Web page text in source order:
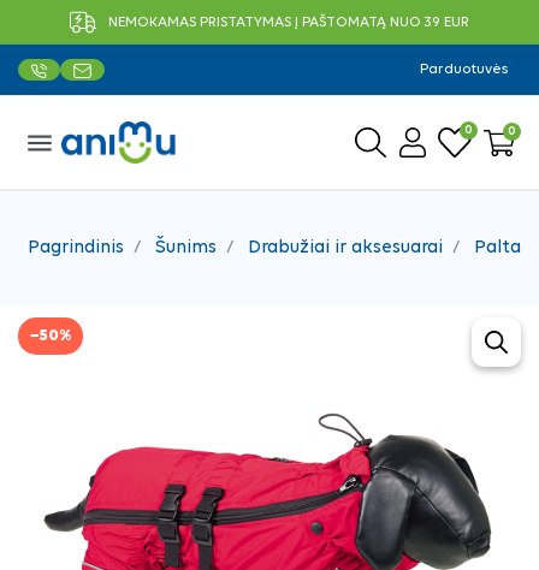
NEMOKAMAS PRISTATYMAS Į PAŠTOMATĄ NUO 39 EUR
Parduotuvės
menu 0 0
Pagrindinis Šunims Drabužiai ir aksesuarai Paltai,
−50%